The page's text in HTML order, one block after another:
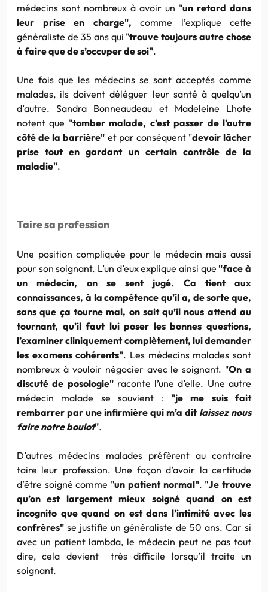
médecins sont nombreux à avoir un "un retard dans
leur prise en charge", comme l’explique cette
généraliste de 35 ans qui "trouve toujours autre chose
à faire que de s’occuper de soi".
Une fois que les médecins se sont acceptés comme
malades, ils doivent déléguer leur santé à quelqu’un
d’autre. Sandra Bonneaudeau et Madeleine Lhote
notent que "tomber malade, c’est passer de l’autre
côté de la barrière" et par conséquent "devoir lâcher
prise tout en gardant un certain contrôle de la
maladie".
Taire sa profession
Une position compliquée pour le médecin mais aussi
pour son soignant. L’un d’eux explique ainsi que "face à
un médecin, on se sent jugé. Ca tient aux
connaissances, à la compétence qu’il a, de sorte que,
sans que ça tourne mal, on sait qu’il nous attend au
tournant, qu’il faut lui poser les bonnes questions,
l’examiner cliniquement complètement, lui demander
les examens cohérents". Les médecins malades sont
nombreux à vouloir négocier avec le soignant. "On a
discuté de posologie"raconte l’une d’elle. Une autre
médecin malade se souvient : "je me suis fait
rembarrer par une infirmière qui m’a dit laissez nous
faire notre boulot".
D’autres médecins malades préfèrent au contraire
taire leur profession. Une façon d’avoir la certitude
d’être soigné comme "un patient normal". "Je trouve
qu’on est largement mieux soigné quand onest
incognito quequand onestdans l’intimité avec les
confrères" se justifie un généraliste de 50 ans. Car si
avec un patient lambda, le médecin peut ne pas tout
dire, cela devient très difficile lorsqu’il traite un
soignant.